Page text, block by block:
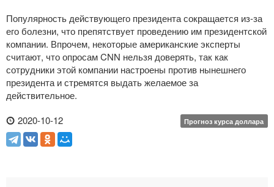
Популярность действующего президента сокращается из-за
его болезни, что препятствует проведению им президентской
компании. Впрочем, некоторые американские эксперты
считают, что опросам CNN нельзя доверять, так как
сотрудники этой компании настроены против нынешнего
президента и стремятся выдать желаемое за
действительное.
2020-10-12
Прогноз курса доллара